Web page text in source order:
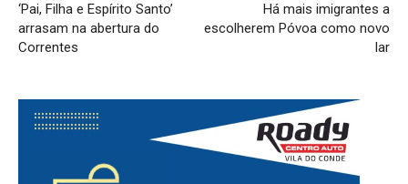
‘Pai, Filha e Espírito Santo’
arrasam na abertura do
Correntes
Há mais imigrantes a
escolherem Póvoa como novo
lar